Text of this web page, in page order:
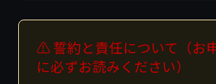
⚠ 誓約と責任について（お
に必ずお読みください）